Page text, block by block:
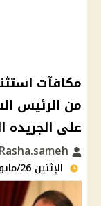
مكافآت
من الرئيس
على الجريده
الإثنين 26/مايو/2025 - 08:06 م